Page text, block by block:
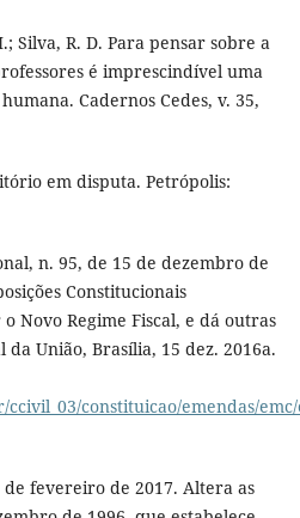
Silva, R. D. Para pensar sobre a
é imprescindível uma
Cadernos Cedes, v. 35,
em disputa. Petrópolis:
n. 95, de 15 de dezembro de
Constitucionais
Novo Regime Fiscal, e dá outras
União, Brasília, 15 dez. 2016a.
constituicao/emendas/
fevereiro de 2017. Altera as